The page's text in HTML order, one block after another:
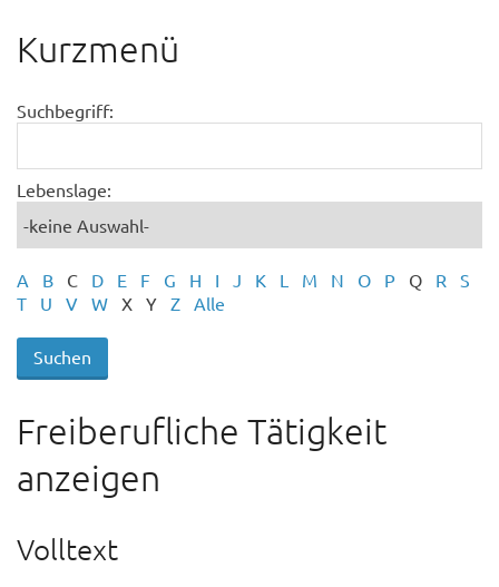
Kurzmenü
Suchbegriff:
Lebenslage:
A B C D E F G H I J K L M N O P Q R
S
T
U V W X Y Z Alle
Freiberufliche Tätigkeit
anzeigen
Volltext